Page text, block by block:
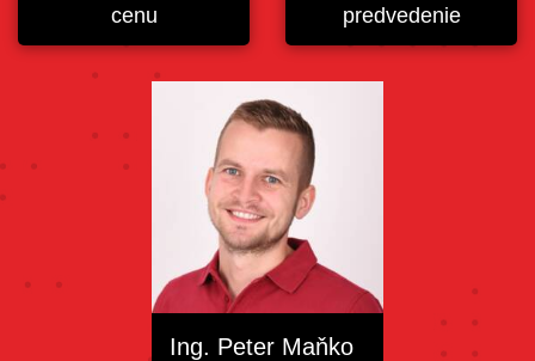
cenu
predvedenie
Ing. Peter Maňko